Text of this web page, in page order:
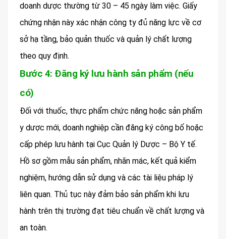
doanh dược thường từ 30 – 45 ngày làm việc. Giấy
chứng nhận này xác nhận công ty đủ năng lực về cơ
sở hạ tầng, bảo quản thuốc và quản lý chất lượng
theo quy định.
Bước 4: Đăng ký lưu hành sản phẩm (nếu
có)
Đối với thuốc, thực phẩm chức năng hoặc sản phẩm
y dược mới, doanh nghiệp cần đăng ký công bố hoặc
cấp phép lưu hành tại Cục Quản lý Dược – Bộ Y tế.
Hồ sơ gồm mẫu sản phẩm, nhãn mác, kết quả kiểm
nghiệm, hướng dẫn sử dụng và các tài liệu pháp lý
liên quan. Thủ tục này đảm bảo sản phẩm khi lưu
hành trên thị trường đạt tiêu chuẩn về chất lượng và
an toàn.